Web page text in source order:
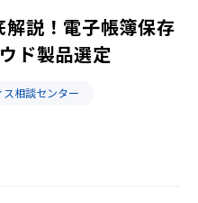
説！電子帳簿保存
ド製品選定
相談センター